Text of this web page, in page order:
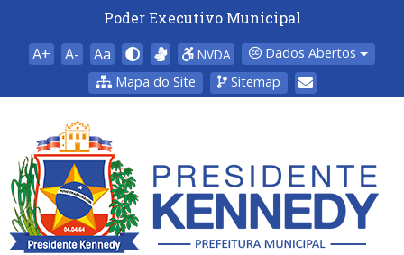
Poder Executivo Municipal
A+ A- Aa NVDA
Dados Abertos
Mapa do Site
Sitemap